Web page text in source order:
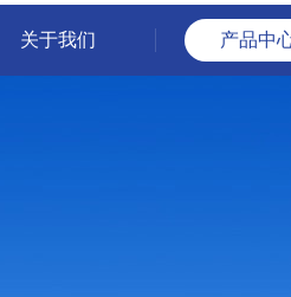
关于我们 产品中